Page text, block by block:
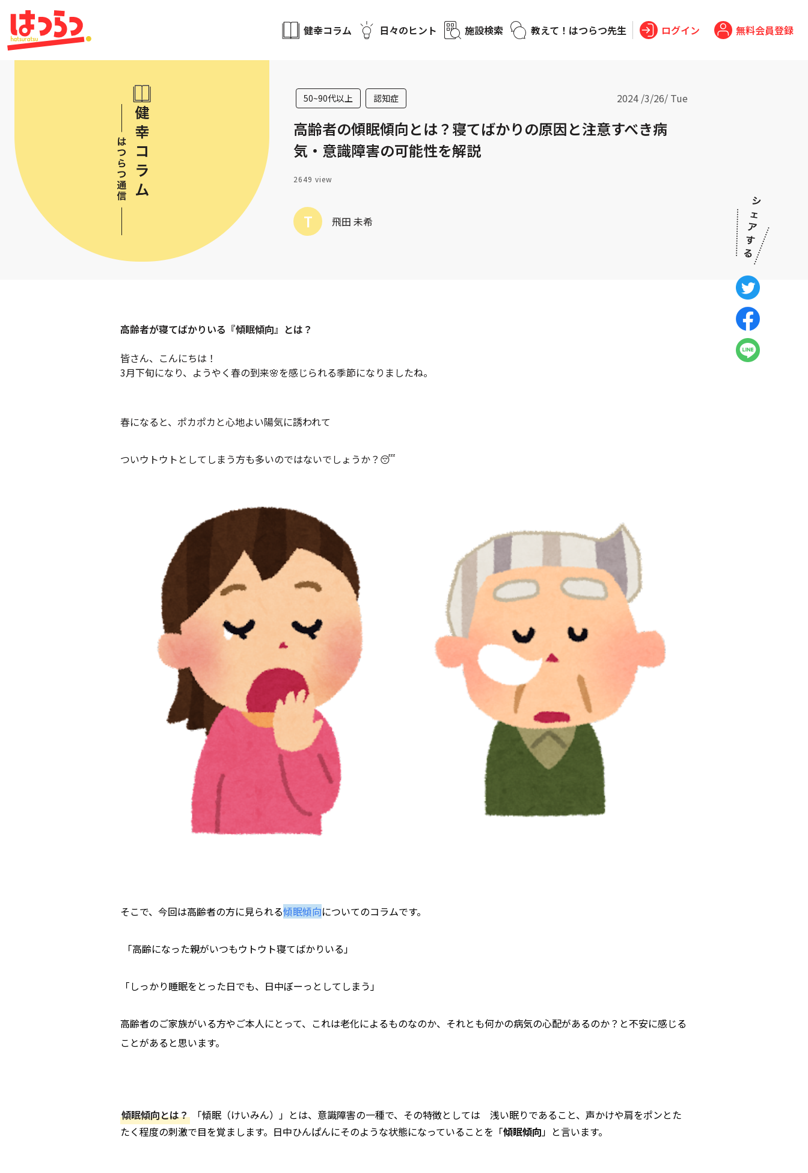
健幸コラム 日々のヒント 施設検索 教えて！はつらつ先生 ログイン 無料会員登録
50~90代以上 認知症 2024 /3/26/ Tue
高齢者の傾眠傾向とは？寝てばかりの原因と注意すべき病
気・意識障害の可能性を解説
2649 view
T 飛田 未希
高齢者が寝てばかりいる『傾眠傾向』とは？
皆さん、こんにちは！
3月下旬になり、ようやく春の到来🌸を感じられる季節になりましたね。
春になると、ポカポカと心地よい陽気に誘われて
ついウトウトとしてしまう方も多いのではないでしょうか？😴
そこで、今回は高齢者の方に見られる傾眠傾向についてのコラムです。
「高齢になった親がいつもウトウト寝てばかりいる」
「しっかり睡眠をとった日でも、日中ぼーっとしてしまう」
高齢者のご家族がいる方やご本人にとって、これは老化によるものなのか、それとも何かの病気の心配があるのか？と不安に感じる
ことがあると思います。
傾眠傾向とは？
「傾眠（けいみん）」とは、意識障害の一種で、その特徴としては 浅い眠りであること、声かけや肩をポンとた
たく程度の刺激で目を覚まします。日中ひんぱんにそのような状態になっていることを「傾眠傾向」と言います。